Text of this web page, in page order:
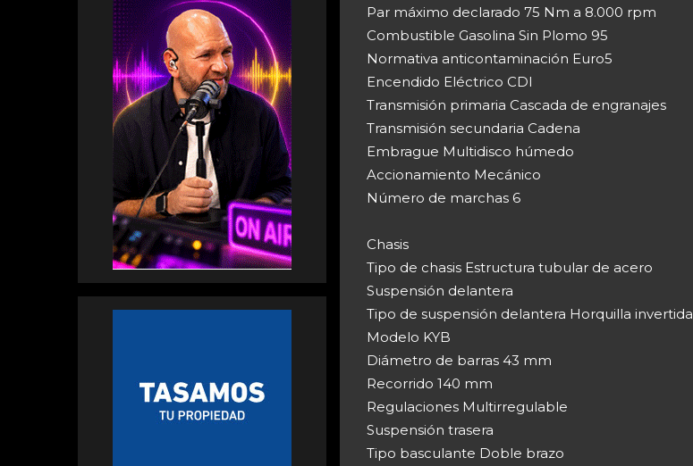
Par máximo declarado 75 Nm a 8.000 rpm
Combustible Gasolina Sin Plomo 95
Normativa anticontaminación Euro5
Encendido Eléctrico CDI
Transmisión primaria Cascada de engranajes
Transmisión secundaria Cadena
Embrague Multidisco húmedo
Accionamiento Mecánico
Número de marchas 6
Chasis
Tipo de chasis Estructura tubular de acero
Suspensión delantera
Tipo de suspensión delantera Horquilla invertida
Modelo KYB
Diámetro de barras 43 mm
Recorrido 140 mm
Regulaciones Multirregulable
Suspensión trasera
Tipo basculante Doble brazo